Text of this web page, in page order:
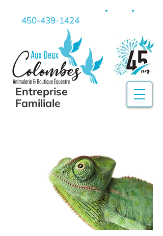
Entreprise
Familiale
450-439-1424